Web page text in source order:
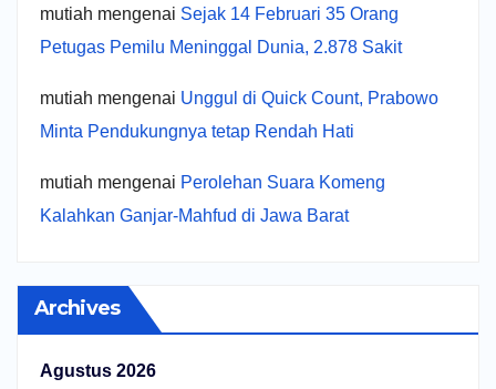
mutiah mengenai Sejak 14 Februari 35 Orang
Petugas Pemilu Meninggal Dunia, 2.878 Sakit
mutiah mengenai Unggul di Quick Count, Prabowo
Minta Pendukungnya tetap Rendah Hati
mutiah mengenai Perolehan Suara Komeng
Kalahkan Ganjar-Mahfud di Jawa Barat
Archives
Agustus 2026